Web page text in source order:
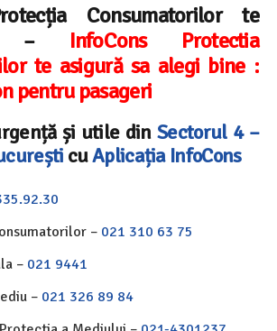
Consumatorilor te
– InfoCons Protectia
te asigură sa alegi bine :
pentru pasageri
și utile dinSectorul 4 –
cuAplicația InfoCons
– 021 310 63 75
– 021 9441
– 021 326 89 84